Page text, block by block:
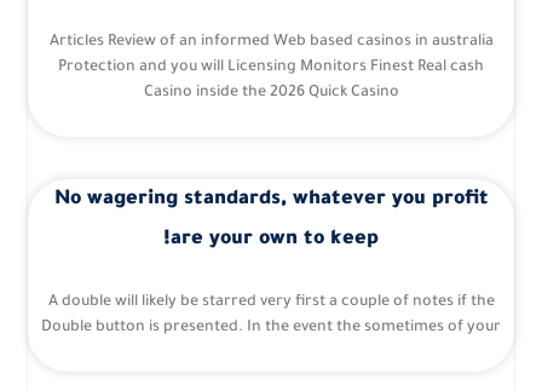
Articles Review of an informed Web based casinos in australia
Protection and you will Licensing Monitors Finest Real cash
Casino inside the 2026 Quick Casino
No wagering standards, whatever you profit
are your own to keep!
A double will likely be starred very first a couple of notes if the
Double button is presented. In the event the sometimes of your